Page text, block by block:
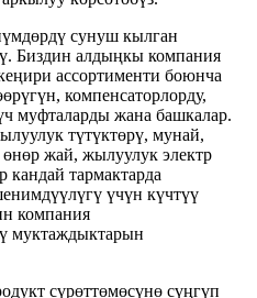
сунуш кылган
Биздин алдыңкы компания
ассортименти боюнча
компенсаторлорду,
муфталарды жана башкалар.
түтүктөрү, мунай,
жай, жылуулук электр
кандай тармактарда
үчүн күчтүү
компания
муктаждыктарын
сүрөттөмөсүнө сүңгүп